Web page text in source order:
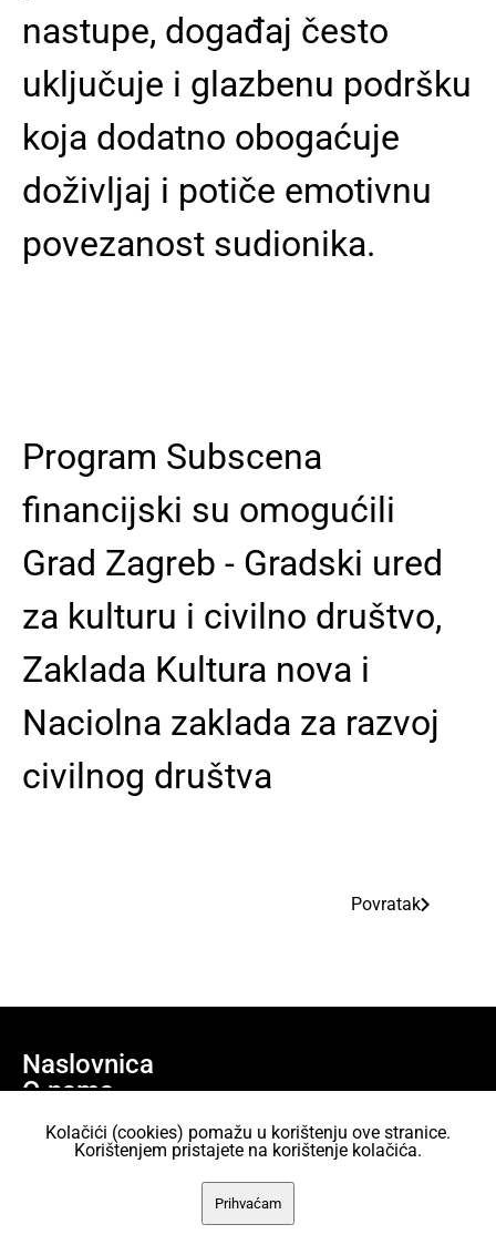
nastupe, događaj često
uključuje i glazbenu podršku
koja dodatno obogaćuje
doživljaj i potiče emotivnu
povezanost sudionika.
Program Subscena
financijski su omogućili
Grad Zagreb - Gradski ured
za kulturu i civilno društvo,
Zaklada Kultura nova i
Naciolna zaklada za razvoj
civilnog društva
Povratak
Naslovnica
O nama
Učlani se
Projekti
AKC Attack Sav sadržaj dan je na korištenje pod licencom Creative
Kolačići (cookies) pomažu u korištenju ove stranice.
Korištenjem pristajete na korištenje kolačića.
Prihvaćam